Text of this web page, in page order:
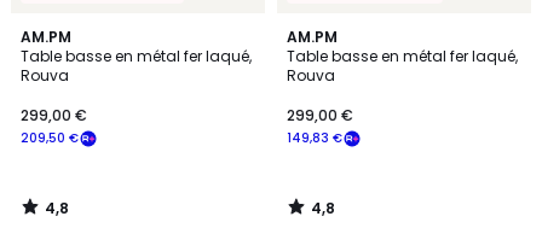
AM.PM
Table basse en métal fer laqué,
Rouva
209,50 €
299,00 €
4,8
/ 5
4,8
/
AM.PM
Table basse en métal fer laqué,
Rouva
149,83 €
299,00 €
4,8
/ 5
4,8
/